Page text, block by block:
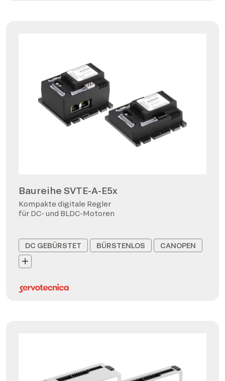
Baureihe SVTE-A-E5x
Kompakte digitale Regler
für DC- und BLDC-Motoren
DC GEBÜRSTET BÜRSTENLOS CANOPEN